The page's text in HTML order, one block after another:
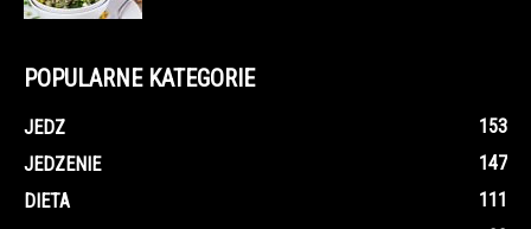
POPULARNE KATEGORIE
JEDZ
153
JEDZENIE
147
DIETA
111